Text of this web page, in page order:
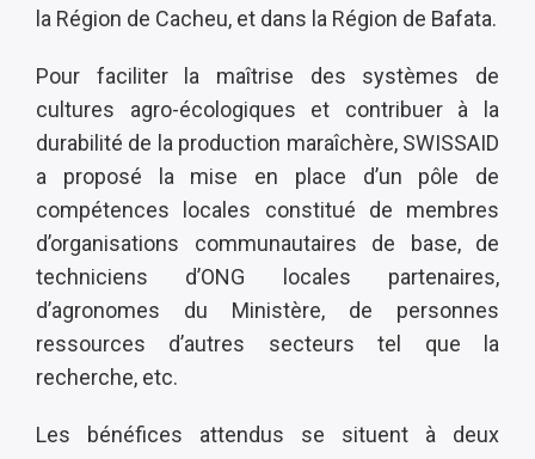
la Région de Cacheu, et dans la Région de Bafata.
Pour faciliter la maîtrise des systèmes de
cultures agro-écologiques et contribuer à la
durabilité de la production maraîchère, SWISSAID
a proposé la mise en place d’un pôle de
compétences locales constitué de membres
d’organisations communautaires de base, de
techniciens d’ONG locales partenaires,
d’agronomes du Ministère, de personnes
ressources d’autres secteurs tel que la
recherche, etc.
Les bénéfices attendus se situent à deux